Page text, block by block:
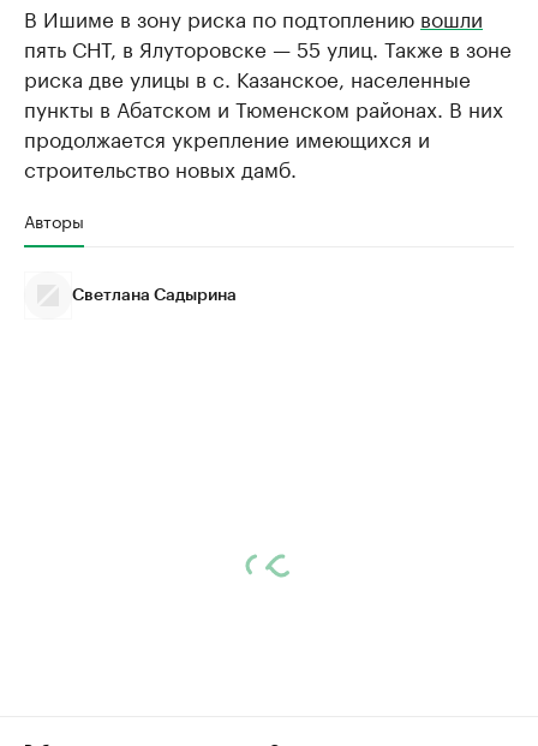
В Ишиме в зону риска по подтоплению вошли
пять СНТ, в Ялуторовске — 55 улиц. Также в зоне
риска две улицы в с. Казанское, населенные
пункты в Абатском и Тюменском районах. В них
продолжается укрепление имеющихся и
строительство новых дамб.
Авторы
Светлана Садырина